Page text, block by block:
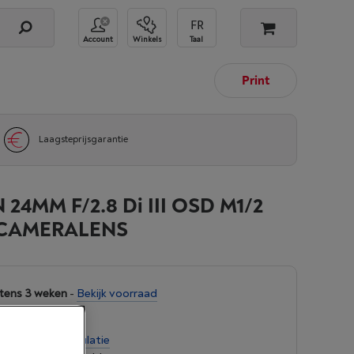
Account Winkels Taal
Print
Laagsteprijsgarantie
24MM F/2.8 Di III OSD M1/2
3 weken - Bekijk voorraad
Simulatie